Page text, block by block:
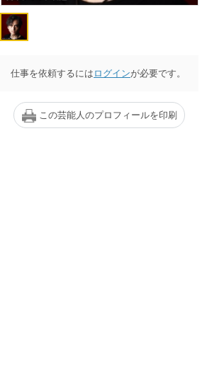
仕事を依頼するには ログインが必要です。
この芸能人のプロフィールを印刷